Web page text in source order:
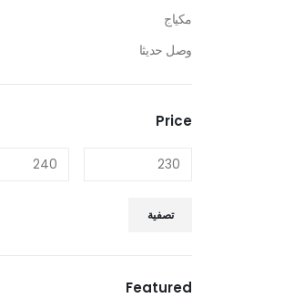
مكياج
وصل حديثا
Price
تصفية
Featured